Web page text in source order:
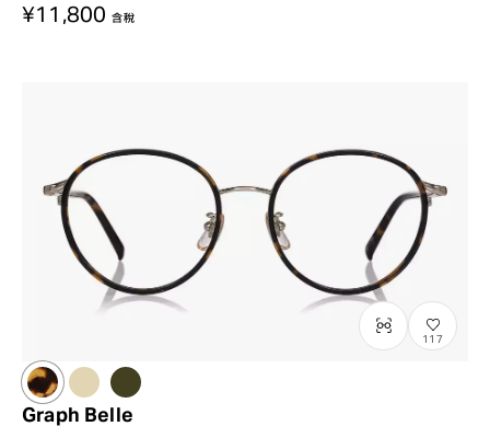
¥11,800 含稅
117
Graph Belle